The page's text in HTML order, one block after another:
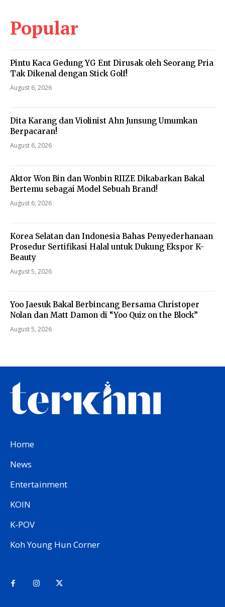
Popular
Pintu Kaca Gedung YG Ent Dirusak oleh Seorang Pria
Tak Dikenal dengan Stick Golf!
August 6, 2026
Dita Karang dan Violinist Ahn Junsung Umumkan
Berpacaran!
August 6, 2026
Aktor Won Bin dan Wonbin RIIZE Dikabarkan Bakal
Bertemu sebagai Model Sebuah Brand!
August 6, 2026
Korea Selatan dan Indonesia Bahas Penyederhanaan
Prosedur Sertifikasi Halal untuk Dukung Ekspor K-
Beauty
August 5, 2026
Yoo Jaesuk Bakal Berbincang Bersama Christoper
Nolan dan Matt Damon di “Yoo Quiz on the Block”
August 5, 2026
Home
News
Entertainment
KOIN
K-POV
Koh Young Hun Corner